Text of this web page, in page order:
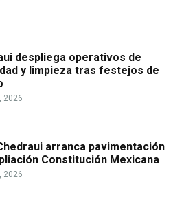
despliega operativos de
y limpieza tras festejos de
2026
arranca pavimentación
Constitución Mexicana
2026